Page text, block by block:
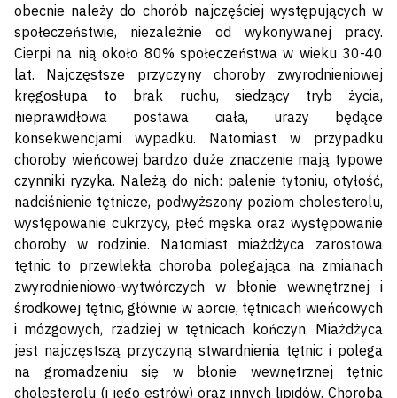
obecnie należy do chorób najczęściej występujących w
społeczeństwie, niezależnie od wykonywanej pracy.
Cierpi na nią około 80% społeczeństwa w wieku 30-40
lat. Najczęstsze przyczyny choroby zwyrodnieniowej
kręgosłupa to brak ruchu, siedzący tryb życia,
nieprawidłowa postawa ciała, urazy będące
konsekwencjami wypadku. Natomiast w przypadku
choroby wieńcowej bardzo duże znaczenie mają typowe
czynniki ryzyka. Należą do nich: palenie tytoniu, otyłość,
nadciśnienie tętnicze, podwyższony poziom cholesterolu,
występowanie cukrzycy, płeć męska oraz występowanie
choroby w rodzinie. Natomiast miażdżyca zarostowa
tętnic to przewlekła choroba polegająca na zmianach
zwyrodnieniowo-wytwórczych w błonie wewnętrznej i
środkowej tętnic, głównie w aorcie, tętnicach wieńcowych
i mózgowych, rzadziej w tętnicach kończyn. Miażdżyca
jest najczęstszą przyczyną stwardnienia tętnic i polega
na gromadzeniu się w błonie wewnętrznej tętnic
cholesterolu (i jego estrów) oraz innych lipidów. Choroba